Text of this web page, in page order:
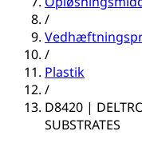
/
/
Plastik
/
D8420 |
SUBSTRATES